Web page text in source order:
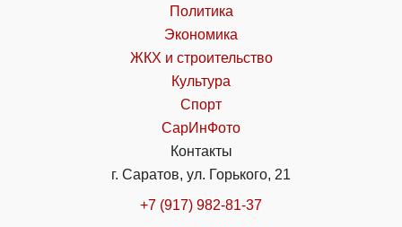
Политика
Экономика
ЖКХ и строительство
Культура
Спорт
СарИнФото
Контакты
г. Саратов, ул. Горького, 21
+7 (917) 982-81-37